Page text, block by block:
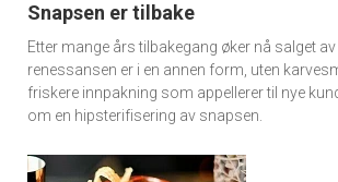
Snapsen er tilbake
Etter mange års tilbakegang øker nå salget
renessansen er i en annen form, uten
friskere innpakning som appellerer til nye
om en hipsterifisering av snapsen.